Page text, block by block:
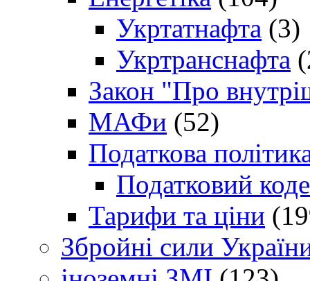
Укртатнафта (3)
Укртранснафта
Закон "Про
МАФи (52)
Податкова
Податковий
Тарифи та ціни
Збройні сили